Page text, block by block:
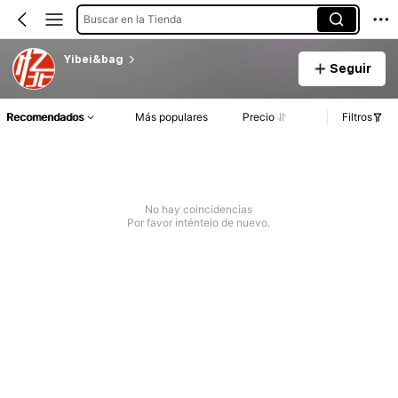
Buscar en la Tienda
Yibei&bag
Seguir
Recomendados Más populares Precio Filtros
No hay coincidencias
Por favor inténtelo de nuevo.